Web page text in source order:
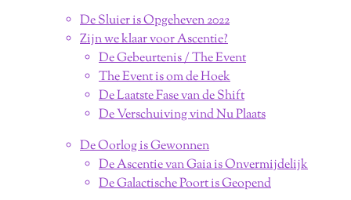
De Sluier is Opgeheven 2022
Zijn we klaar voor Ascentie?
De Gebeurtenis / The Event
The Event is om de Hoek
De Laatste Fase van de Shift
De Verschuiving vind Nu Plaats
De Oorlog is Gewonnen
De Ascentie van Gaia is Onvermijdelijk
De Galactische Poort is Geopend